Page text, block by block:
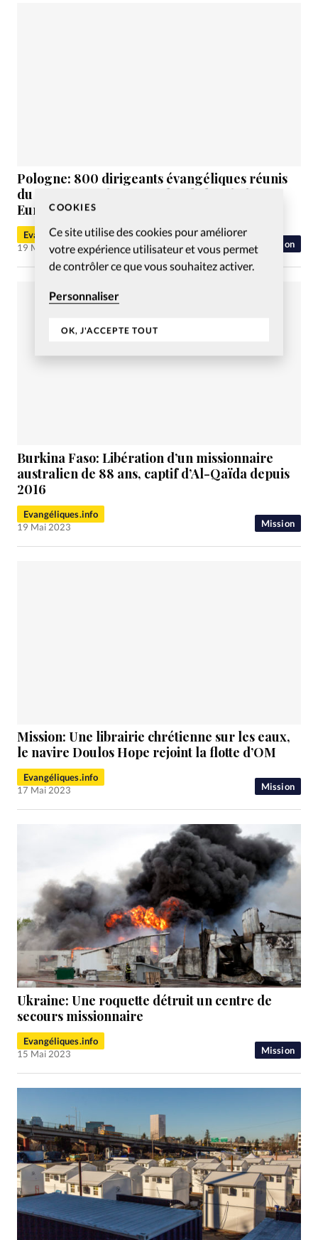
COOKIES
Ce site utilise des cookies pour améliorer
votre expérience utilisateur et vous permet
de contrôler ce que vous souhaitez activer.
Personnaliser
OK, J'ACCEPTE TOUT
Mission
Pologne: 800 dirigeants évangéliques réunis
du 19 au 24 mai pour parler de la Mission en
Europe
Evangéliques.info
19 Mai 2023
Mission
Burkina Faso: Libération d’un missionnaire
australien de 88 ans, captif d’Al-Qaïda depuis
2016
Evangéliques.info
19 Mai 2023
Mission
Mission: Une librairie chrétienne sur les eaux,
le navire Doulos Hope rejoint la flotte d’OM
Evangéliques.info
17 Mai 2023
Mission
Ukraine: Une roquette détruit un centre de
secours missionnaire
Evangéliques.info
15 Mai 2023